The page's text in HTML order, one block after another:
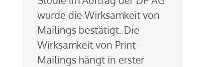
wurde die Wirksamkeit von
Mailings bestätigt. Die
Wirksamkeit von Print-
Mailings hängt in erster